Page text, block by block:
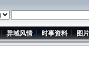
异域风情 时事资料 图